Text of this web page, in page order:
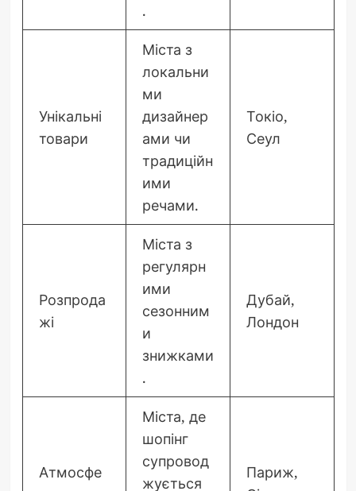
.
Унікальні
товари
Міста з
локальни
ми
дизайнер
ами чи
традиційн
ими
речами.
Токіо,
Сеул
Розпрода
жі
Міста з
регулярн
ими
сезонним
и
знижками
.
Дубай,
Лондон
Атмосфе
Міста, де
шопінг
супровод
жується
Париж,